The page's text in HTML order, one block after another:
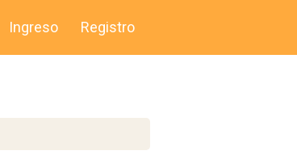
Ingreso Registro